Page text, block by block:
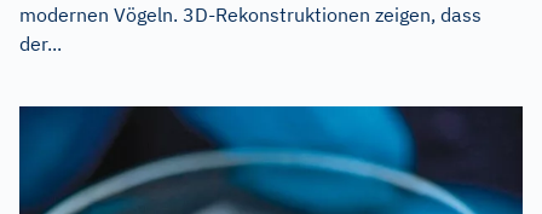
modernen Vögeln. 3D-Rekonstruktionen zeigen, dass
der...